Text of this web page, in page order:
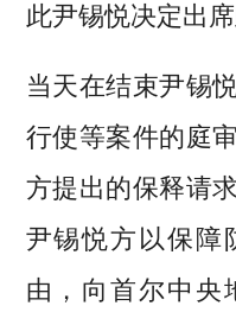
此尹锡悦决定出席
当天在结束尹锡
行使等案件的庭
方提出的保释请
尹锡悦方以保障
由，向首尔中央